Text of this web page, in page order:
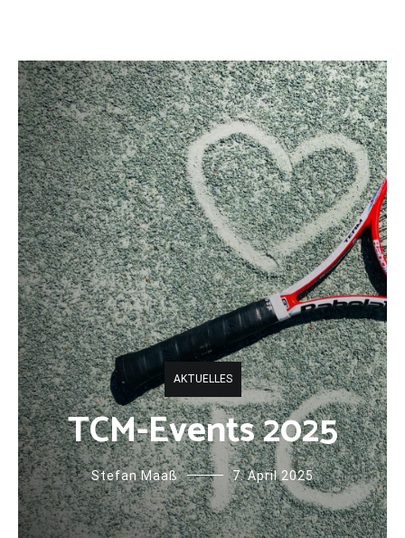
AKTUELLES
TCM-Events 2025
Stefan Maaß 7. April 2025